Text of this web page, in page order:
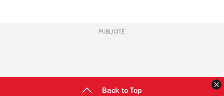
PUBLICITÉ
Back to Top